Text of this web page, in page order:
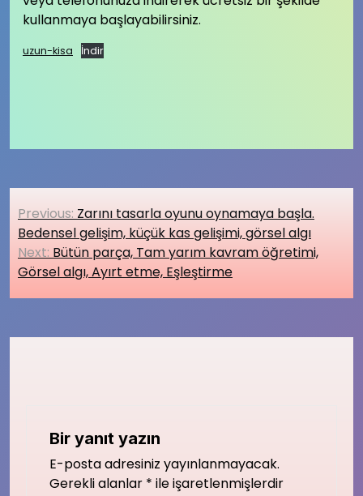
kullanmaya başlayabilirsiniz.
uzun-kisa İndir
Yazı
gezinmesi
Previous: Zarını tasarla oyunu oynamaya başla.
Bedensel gelişim, küçük kas gelişimi, görsel algı
Next: Bütün parça, Tam yarım kavram öğretimi,
Görsel algı, Ayırt etme, Eşleştirme
Bir yanıt yazın
E-posta adresiniz yayınlanmayacak.
Gerekli alanlar * ile işaretlenmişlerdir